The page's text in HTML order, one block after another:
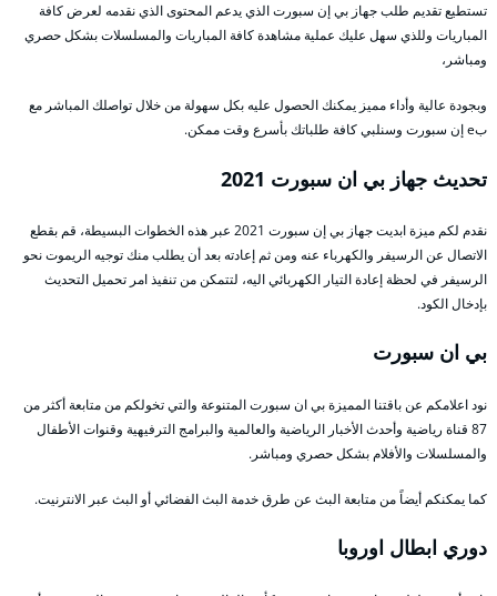
تستطيع تقديم طلب جهاز بي إن سبورت الذي يدعم المحتوى الذي نقدمه لعرض كافة
المباريات وللذي سهل عليك عملية مشاهدة كافة المباريات والمسلسلات بشكل حصري
ومباشر،
وبجودة عالية وأداء مميز يمكنك الحصول عليه بكل سهولة من خلال تواصلك المباشر مع
بe إن سبورت وسنلبي كافة طلباتك بأسرع وقت ممكن.
تحديث جهاز بي ان سبورت 2021
نقدم لكم ميزة ابديت جهاز بي إن سبورت 2021 عبر هذه الخطوات البسيطة، قم بقطع
الاتصال عن الرسيفر والكهرباء عنه ومن ثم إعادته بعد أن يطلب منك توجيه الريموت نحو
الرسيفر في لحظة إعادة التيار الكهربائي اليه، لتتمكن من تنفيذ امر تحميل التحديث
بإدخال الكود.
بي ان سبورت
نود اعلامكم عن باقتنا المميزة بي ان سبورت المتنوعة والتي تخولكم من متابعة أكثر من
87 قناة رياضية وأحدث الأخبار الرياضية والعالمية والبرامج الترفيهية وقنوات الأطفال
والمسلسلات والأفلام بشكل حصري ومباشر.
كما يمكنكم أيضاً من متابعة البث عن طرق خدمة البث الفضائي أو البث عبر الانترنيت.
دوري ابطال اوروبا